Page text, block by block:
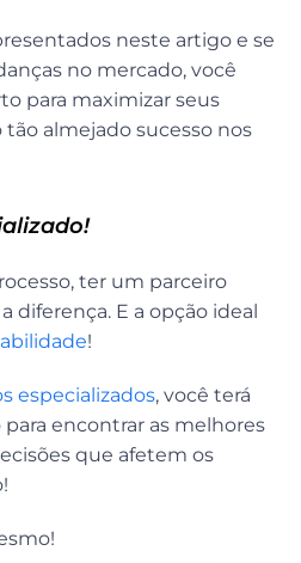
neste artigo e se
no mercado, você
para maximizar seus
almejado sucesso nos
ter um parceiro
diferença. E a opção ideal
!
especializados, você terá
encontrar as melhores
que afetem os